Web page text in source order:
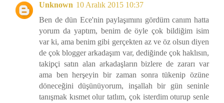
Unknown 10 Aralık 2015 10:37
Ben de dün Ece'nin paylaşımını gördüm canım hatta
yorum da yaptım, benim de öyle çok bildiğim isim
var ki, ama benim gibi gerçekten az ve öz olsun diyen
de çok blogger arkadaşım var, dediğinde çok haklısın,
takipçi satın alan arkadaşların bizlere de zararı var
ama ben herşeyin bir zaman sonra tükenip özüne
döneceğini düşünüyorum, inşallah bir gün seninle
tanışmak kısmet olur tatlım, çok isterdim oturup senle